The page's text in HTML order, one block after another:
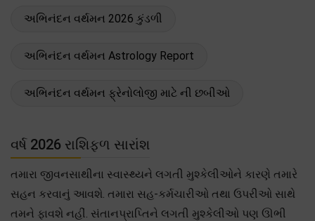
અભિનંદન વર્થમન 2026 કુંડળી
અભિનંદન વર્થમન Astrology Report
અભિનંદન વર્થમન ફ્રેનોલોજી માટે ની છબીઓ
વર્ષ 2026 રાશિફળ સારાંશ
તમારા જીવનસાથીના સ્વાસ્થ્યને લગતી મુશ્કેલીઓને કારણે તમારે
સહન કરવાનું આવશે. તમારા સહ-કર્મચારીઓ તથા ઉપરીઓ સાથે
તમને ફાવશે નહીં. સંતાનપ્રાપ્તિને લગતી મુશ્કેલીઓ પણ ઊભી